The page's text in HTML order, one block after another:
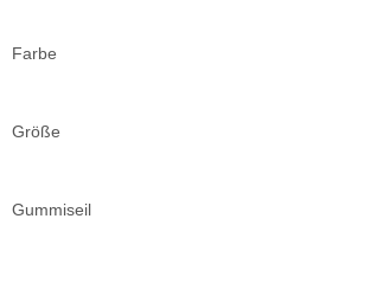
Farbe
Größe
Gummiseil